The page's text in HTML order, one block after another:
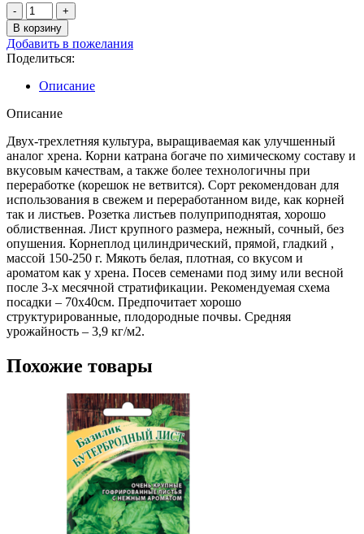
Количество
товара
Катран
(хрен
татарский)
Аккорд,
0,5г,
Гавриш
В корзину
Добавить в пожелания
Поделиться:
Описание
Описание
Двух-трехлетняя культура, выращиваемая как улучшенный
аналог хрена. Корни катрана богаче по химическому составу и
вкусовым качествам, а также более технологичны при
переработке (корешок не ветвится). Сорт рекомендован для
использования в свежем и переработанном виде, как корней
так и листьев. Розетка листьев полуприподнятая, хорошо
облиственная. Лист крупного размера, нежный, сочный, без
опушения. Корнеплод цилиндрический, прямой, гладкий ,
массой 150-250 г. Мякоть белая, плотная, со вкусом и
ароматом как у хрена. Посев семенами под зиму или весной
после 3-х месячной стратификации. Рекомендуемая схема
посадки – 70х40см. Предпочитает хорошо
структурированные, плодородные почвы. Средняя
урожайность – 3,9 кг/м2.
Похожие товары